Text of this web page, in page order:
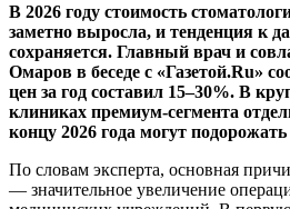
В 2026 году стоимость
заметно выросла, и тенденция к
сохраняется. Главный врач и
Омаров в беседе с «Газетой.Ru»
цен за год составил 15–30%. В
клиниках премиум-сегмента
концу 2026 года могут
По словам эксперта, основная
— значительное увеличение